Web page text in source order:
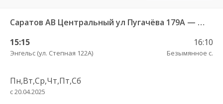
Саратов АВ Центральный ул Пугачёва 179А — Степное рп (ул Октябрьская 25)
15:15
Энгельс (ул. Степная 122А)
16:10
Безымянное с.
Пн,Вт,Ср,Чт,Пт,Сб
с 20.04.2025